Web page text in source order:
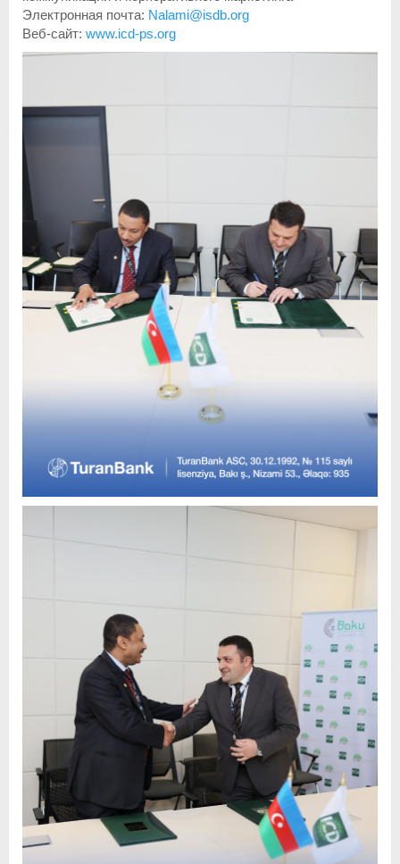
Электронная почта: Nalami@isdb.org
Веб-сайт: www.icd-ps.org